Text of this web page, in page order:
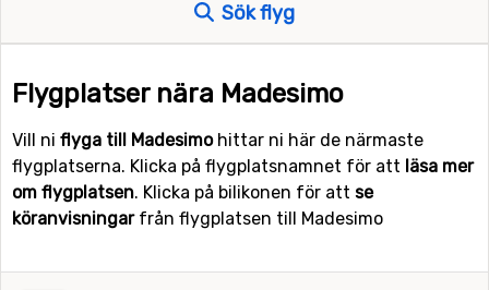
Sök flyg
Flygplatser nära Madesimo
Vill ni flyga till Madesimohittar ni här de närmaste
flygplatserna. Klicka på flygplatsnamnet för att läsa mer
om flygplatsen. Klicka på bilikonen för att se
köranvisningarfrån flygplatsen till Madesimo